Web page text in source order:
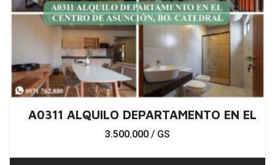
A0311 ALQUILO DEPARTAMENTO EN EL
3.500.000 / GS